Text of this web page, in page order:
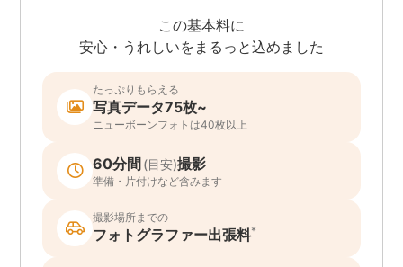
この基本料に
安心・うれしいをまるっと込めました
たっぷりもらえる
写真データ75枚~
ニューボーンフォトは40枚以上
60分間 (目安)撮影
準備・片付けなど含みます
撮影場所までの
フォトグラファー出張料*